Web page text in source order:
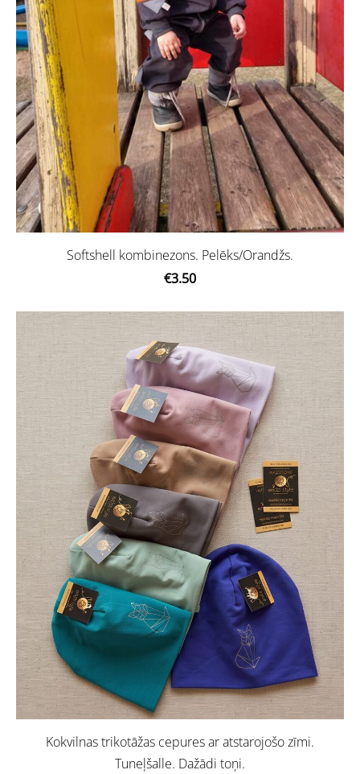
Softshell kombinezons. Pelēks/Orandžs.
€3.50
Kokvilnas trikotāžas cepures ar atstarojošo zīmi.
Tuneļšalle. Dažādi toņi.